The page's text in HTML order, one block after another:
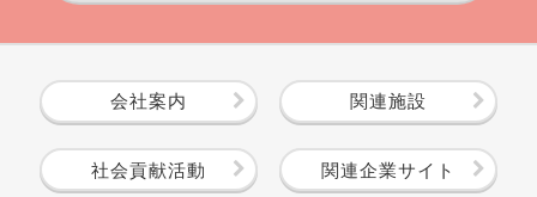
会社案内 関連施設
社会貢献活動 関連企業サイト